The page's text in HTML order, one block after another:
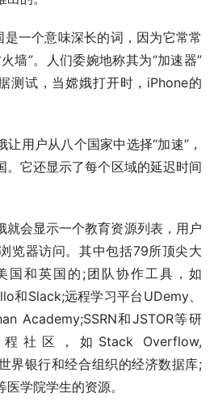
是一个意味深长的词，因为它常常
墙”。人们委婉地称其为“加速器”
测试，当嫦娥打开时，iPhone的
用户从八个国家中选择“加速”，
。它还显示了每个区域的延迟时间
就会显示一个教育资源列表，用户
览器访问。其中包括79所顶尖大
国和英国的;团队协作工具，如
和Slack;远程学习平台UDemy、
Academy;SSRN和JSTOR等研
社区，如Stack Overflow,
界银行和经合组织的经济数据库;
学院学生的资源。